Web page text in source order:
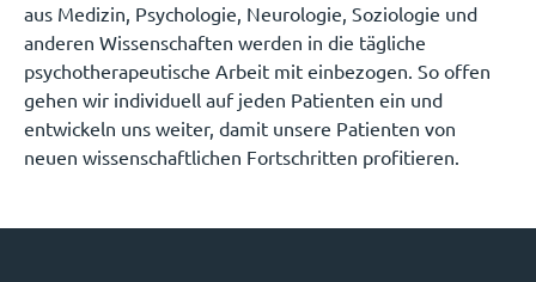
aus Medizin, Psychologie, Neurologie, Soziologie und
anderen Wissenschaften werden in die tägliche
psychotherapeutische Arbeit mit einbezogen. So offen
gehen wir individuell auf jeden Patienten ein und
entwickeln uns weiter, damit unsere Patienten von
neuen wissenschaftlichen Fortschritten profitieren.